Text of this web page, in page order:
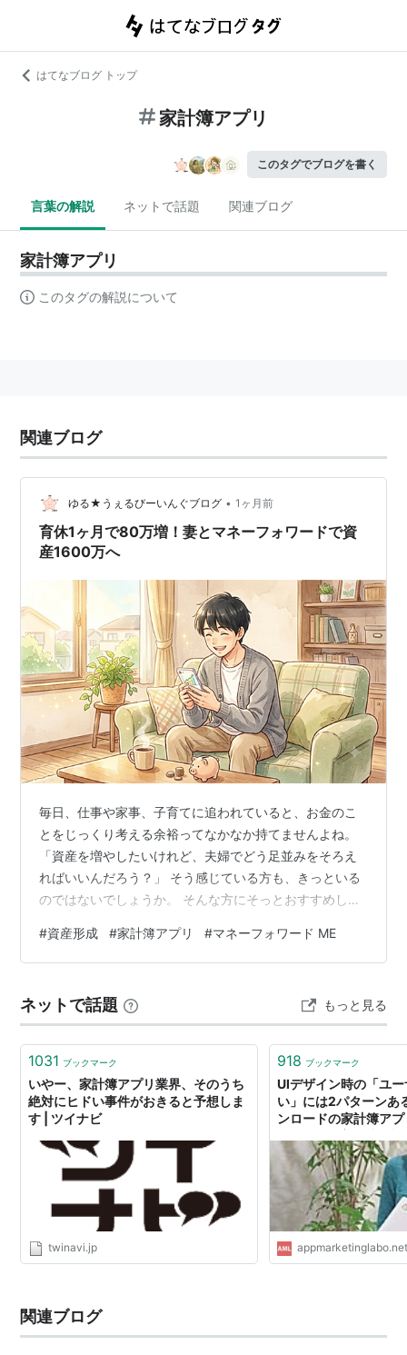
はてなブログ トップ
家計簿アプリ
このタグでブログを書く
言葉の解説 ネットで話題 関連ブログ
家計簿アプリ
このタグの解説について
関連ブログ
ゆる★うぇるびーいんぐブログ • 1ヶ月前
育休1ヶ月で80万増！妻とマネーフォワードで資
産1600万へ
毎日、仕事や家事、子育てに追われていると、お金のこ
とをじっくり考える余裕ってなかなか持てませんよね。
「資産を増やしたいけれど、夫婦でどう足並みをそろえ
ればいいんだろう？」 そう感じている方も、きっといる
のではないでしょうか。 そんな方にそっとおすすめした
共有することです。 今日は私がある朝ふと家計簿アプリ
を開いて、思いがけず胸が温かくなった出来事をお話し
ーフォワード ME」の、便利なところと注意したいところ
も正直にお伝えしますね。 私はこのブログで、幸福を5
つに分けて考えています。 今回の話…
#資産形成 #家計簿アプリ #マネーフォワード ME
ネットで話題 もっと見る
1031 ブックマーク
いやー、家計簿アプリ業界、そのうち
絶対にヒドい事件がおきると予想しま
す | ツイナビ
twinavi.jp
918 ブックマーク
UIデザイン時の「ユ
い」には2パターンあ
ンロードの家計簿ア
ケティング研究所
関連ブログ